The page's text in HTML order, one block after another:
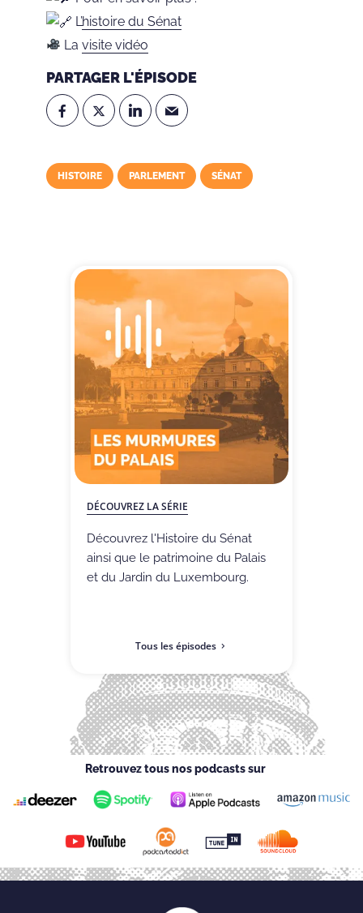
L’histoire du Sénat
Lavisite vidéo
PARTAGER L'ÉPISODE
HISTOIRE PARLEMENT SÉNAT
DÉCOUVREZ LA SÉRIE
Découvrez l'Histoire du Sénat
ainsi que le patrimoine du Palais
et du Jardin du Luxembourg.
Tous les épisodes
Retrouvez tous nos podcasts sur